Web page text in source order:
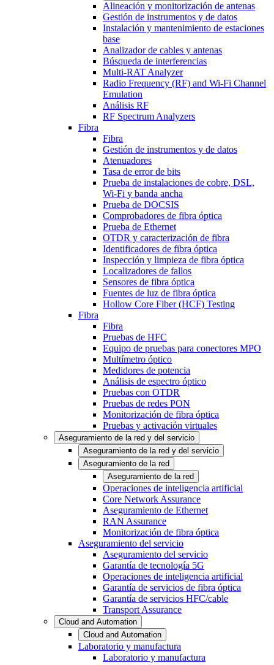
Alineación y monitorización de antenas
Gestión de instrumentos y de datos
Instalación y mantenimiento de estaciones
base
Analizador de cables y antenas
Búsqueda de interferencias
Multi-RAT Analyzer
Radio Frequency (RF) and Wi-Fi Channel
Emulation
Análisis RF
RF Spectrum Analyzers
Fibra
Fibra
Gestión de instrumentos y de datos
Atenuadores
Tasa de error de bits
Prueba de instalaciones de cobre, DSL,
Wi-Fi y banda ancha
Prueba de DOCSIS
Comprobadores de fibra óptica
Prueba de Ethernet
OTDR y caracterización de fibra
Identificadores de fibra óptica
Inspección y limpieza de fibra óptica
Localizadores de fallos
Sensores de fibra óptica
Fuentes de luz de fibra óptica
Hollow Core Fiber (HCF) Testing
Fibra
Fibra
Pruebas de HFC
Equipo de pruebas para conectores MPO
Multímetro óptico
Medidores de potencia
Análisis de espectro óptico
Pruebas con OTDR
Pruebas de redes PON
Monitorización de fibra óptica
Pruebas y activación virtuales
Aseguramiento de la red y del servicio
Aseguramiento de la red y del servicio
Aseguramiento de la red
Aseguramiento de la red
Operaciones de inteligencia artificial
Core Network Assurance
Aseguramiento de Ethernet
RAN Assurance
Monitorización de fibra óptica
Aseguramiento del servicio
Aseguramiento del servicio
Garantía de tecnología 5G
Operaciones de inteligencia artificial
Garantía de servicios de fibra óptica
Garantía de servicios HFC/cable
Transport Assurance
Cloud and Automation
Cloud and Automation
Laboratorio y manufactura
Laboratorio y manufactura